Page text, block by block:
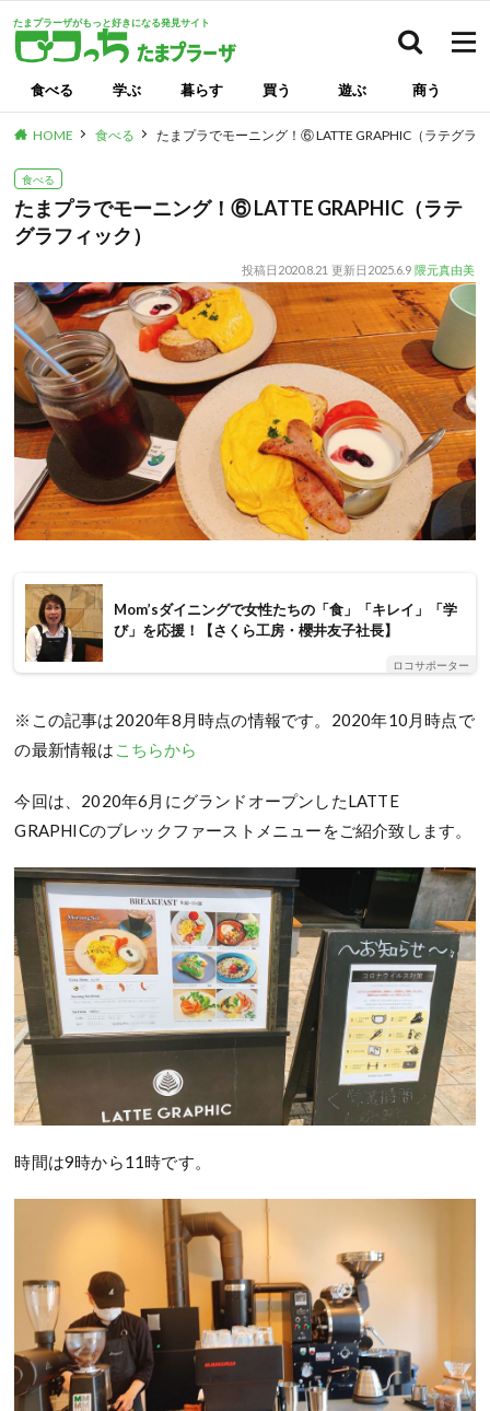
たまプラーザがもっと好きになる発見サイト
食べる 学ぶ 暮らす 買う 遊ぶ 商う
HOME 食べる たまプラでモーニング！⑥ LATTE GRAPHIC（ラテグラ
食べる
たまプラでモーニング！⑥ LATTE GRAPHIC（ラテ
グラフィック）
投稿日 2020.8.21 更新日 2025.6.9 隈元真由美
Mom’sダイニングで女性たちの「食」「キレイ」「学
び」を応援！【さくら工房・櫻井友子社長】
ロコサポーター
※この記事は2020年8月時点の情報です。2020年10月時点で
の最新情報は こちらから
今回は、2020年6月にグランドオープンしたLATTE
GRAPHICのブレックファーストメニューをご紹介致します。
時間は9時から11時です。